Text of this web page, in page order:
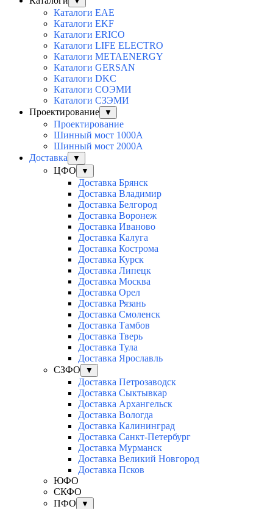
Каталоги EAE
Каталоги EKF
Каталоги ERICO
Каталоги LIFE ELECTRO
Каталоги METAENERGY
Каталоги GERSAN
Каталоги DKC
Каталоги СОЭМИ
Каталоги СЗЭМИ
Проектирование
▼
Проектирование
Шинный мост 1000А
Шинный мост 2000А
Доставка
▼
ЦФО ▼
Доставка Брянск
Доставка Владимир
Доставка Белгород
Доставка Воронеж
Доставка Иваново
Доставка Калуга
Доставка Кострома
Доставка Курск
Доставка Липецк
Доставка Москва
Доставка Орел
Доставка Рязань
Доставка Смоленск
Доставка Тамбов
Доставка Тверь
Доставка Тула
Доставка Ярославль
СЗФО
▼
Доставка Петрозаводск
Доставка Сыктывкар
Доставка Архангельск
Доставка Вологда
Доставка Калининград
Доставка Санкт-Петербург
Доставка Мурманск
Доставка Великий Новгород
Доставка Псков
ЮФО
СКФО
ПФО
▼